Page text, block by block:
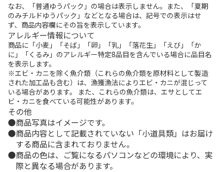
なお、「普通ゆうパック」の場合は表示しません。また、「夏期
のみチルドゆうパック」などとなる場合は、記号での表示はせ
ず、商品内容欄にその旨を表示しています。
アレルギー情報について
商品に「小麦」「そば」「卵」「乳」「落花生」「えび」「か
に」「くるみ」のアレルギー特定8品目を含んでいる場合に品目名
を表示します。
※エビ・カニを除く魚介類（これらの魚介類を原材料として製造
された加工品も含む）は、漁獲漁法によりエビ・カニが混じって
いる場合があります。 また、これらの魚介類は、エサとしてエ
ビ・カニを食べている可能性があります。
その他
商品写真はイメージです。
商品内容として記載されていない「小道具類」はお届け
する商品に含まれておりません。
商品の色は、ご覧になるパソコンなどの環境により、実
際と異なる場合があります。